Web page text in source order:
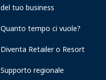
del tuo business
Quanto tempo ci vuole?
Diventa Retailer o Resort
Supporto regionale